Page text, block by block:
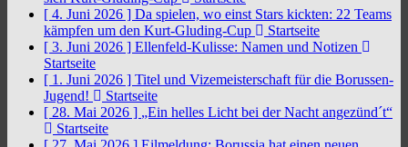
[ 4. Juni 2026 ] Da spielen, wo einst Stars kickten: 22 Teams
kämpfen um den Kurt-Gluding-Cup
Startseite
[ 3. Juni 2026 ] Ellenfeld-Kulisse: Namen und Notizen
Startseite
[ 1. Juni 2026 ] Titel und Vizemeisterschaft für die Borussen-
Jugend!
Startseite
[ 28. Mai 2026 ] „Ein helles Licht bei der Nacht angezünd´t“
Startseite